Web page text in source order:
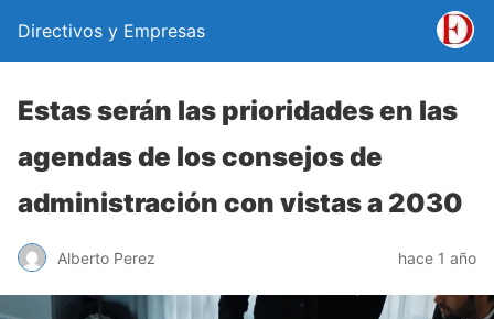
Directivos y Empresas
Estas serán las prioridades en las
agendas de los consejos de
administración con vistas a 2030
Alberto Perez hace 1 año